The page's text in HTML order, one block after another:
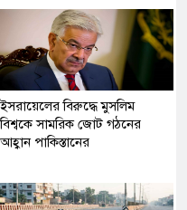
ইসরায়েলের বিরুদ্ধে মুসলিম
বিশ্বকে সামরিক জোট গঠনের
আহ্বান পাকিস্তানের